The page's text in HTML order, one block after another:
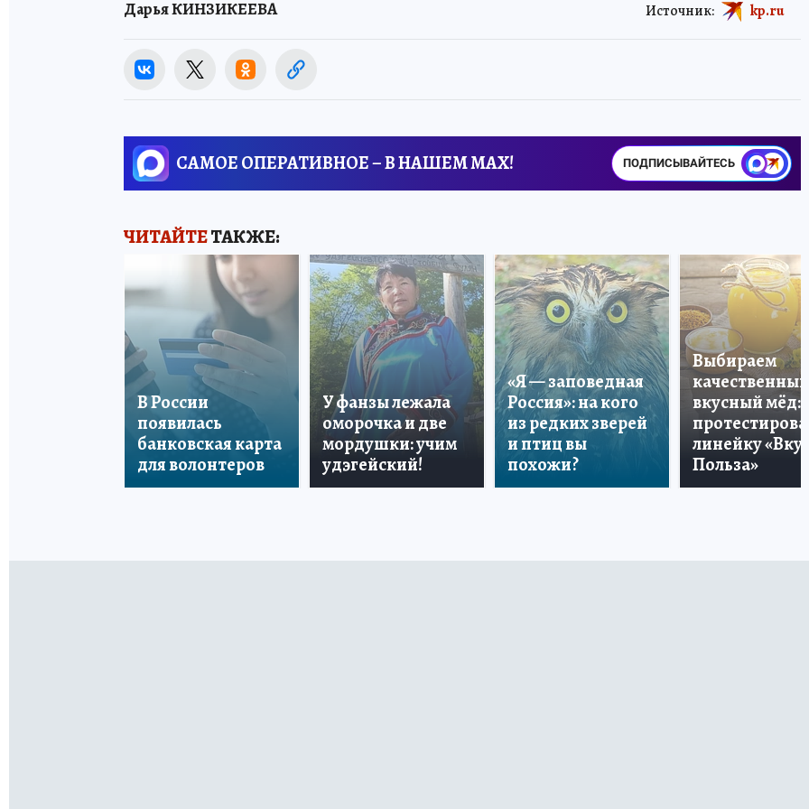
Дарья КИНЗИКЕЕВА Источник: kp.ru
САМОЕ ОПЕРАТИВНОЕ – В НАШЕМ MAX! ПОДПИСЫВАЙТЕСЬ
ЧИТАЙТЕТАКЖЕ:
В России
появилась
банковская карта
для волонтеров
У фанзы лежала
оморочка и две
мордушки: учим
удэгейский!
«Я — заповедная
Россия»: на кого
из редких зверей
и птиц вы
похожи?
Выбираем
качественный
вкусный мёд:
линейку «Вкус
Польза»